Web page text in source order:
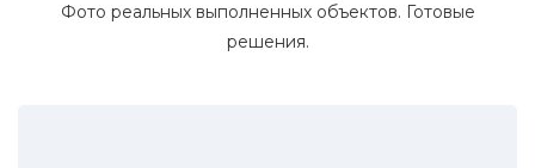
Фото реальных выполненных объектов. Готовые
решения.